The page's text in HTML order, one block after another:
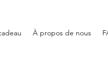
À propos de nous